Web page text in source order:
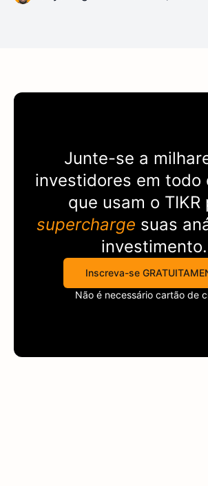
Junte-se a
investidores em todo
que usam o TIKR
supercharge suas
investimento.
Inscreva-se
Não é necessário cartão de